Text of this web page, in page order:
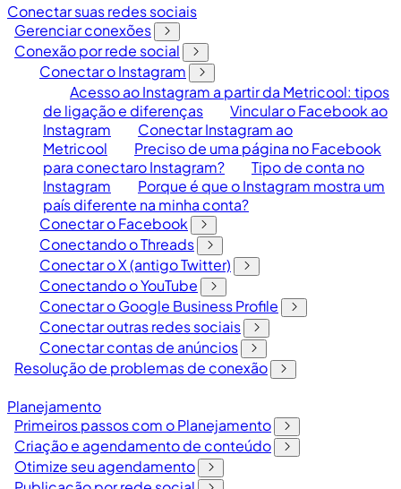
Conectar suas redes sociais
Gerenciar conexões
Conexão por rede social
Conectar o Instagram
Acesso ao Instagram a partir da Metricool: tipos
de ligação e diferenças
Vincular o Facebook ao
Instagram
Conectar Instagram ao
Metricool
Preciso de uma página no Facebook
para conectaro Instagram?
Tipo de conta no
Instagram
Porque é que o Instagram mostra um
país diferente na minha conta?
Conectar o Facebook
Conectando o Threads
Conectar o X (antigo Twitter)
Conectando o YouTube
Conectar o Google Business Profile
Conectar outras redes sociais
Conectar contas de anúncios
Resolução de problemas de conexão
Planejamento
Primeiros passos com o Planejamento
Criação e agendamento de conteúdo
Otimize seu agendamento